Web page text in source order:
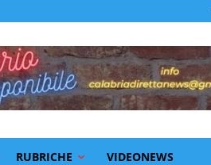
RUBRICHE VIDEONEWS